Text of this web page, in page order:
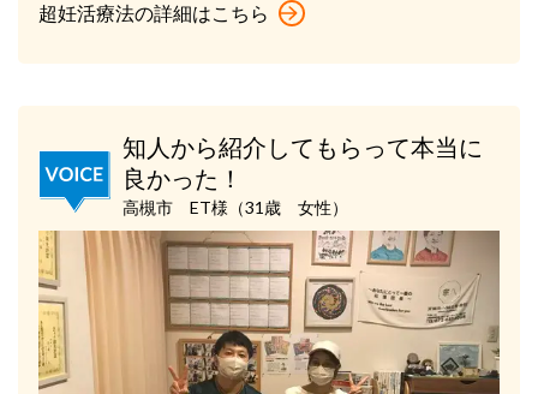
超妊活療法の詳細はこちら
知人から紹介してもらって本当に
良かった！
高槻市 ET様（31歳 女性）